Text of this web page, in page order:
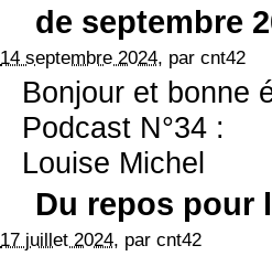
de septembre
14 septembre 2024, par cnt42
Bonjour et bonne
Podcast N°34 :
Louise Michel
Du repos pour
17 juillet 2024, par cnt42